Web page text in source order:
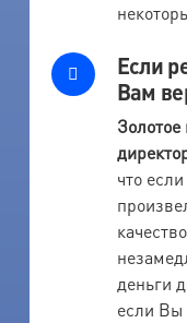
Если
Вам
Золотое
что
деньги
если Вы